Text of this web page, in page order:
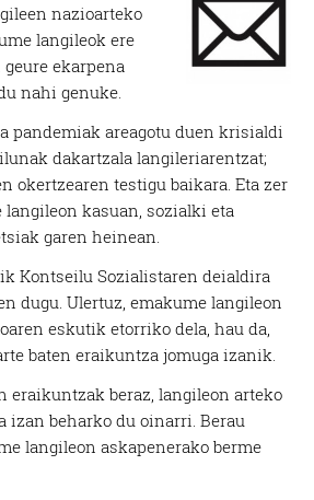
nazioarteko
langileok ere
ekarpena
nahi genuke.
pandemiak areagotu duen krisialdi
dakartzala langileriarentzat;
okertzearen testigu baikara. Eta zer
kasuan, sozialki eta
garen heinean.
Kontseilu Sozialistaren deialdira
dugu. Ulertuz, emakume langileon
eskutik etorriko dela, hau da,
baten eraikuntza jomuga izanik.
eraikuntzak beraz, langileon arteko
izan beharko du oinarri. Berau
langileon askapenerako berme